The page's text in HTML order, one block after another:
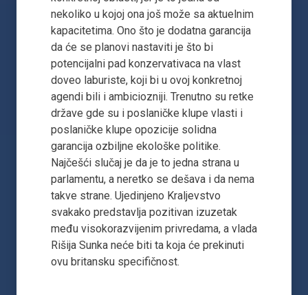
nekoliko u kojoj ona još može sa aktuelnim
kapacitetima. Ono što je dodatna garancija
da će se planovi nastaviti je što bi
potencijalni pad konzervativaca na vlast
doveo laburiste, koji bi u ovoj konkretnoj
agendi bili i ambiciozniji. Trenutno su retke
države gde su i poslaničke klupe vlasti i
poslaničke klupe opozicije solidna
garancija ozbiljne ekološke politike.
Najčešći slučaj je da je to jedna strana u
parlamentu, a neretko se dešava i da nema
takve strane. Ujedinjeno Kraljevstvo
svakako predstavlja pozitivan izuzetak
među visokorazvijenim privredama, a vlada
Rišija Sunka neće biti ta koja će prekinuti
ovu britansku specifičnost.